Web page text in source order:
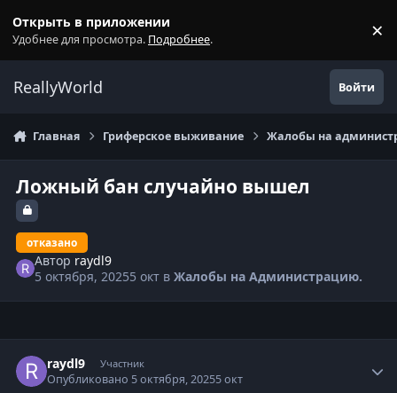
Открыть в приложении
Удобнее для просмотра. Подробнее. ×
ReallyWorld Войти
Главная Гриферское выживание Жалобы на
Ложный бан случайно вышел
отказано
Автор raydl9
5 октября, 20255 окт вЖалобы на Администрацию.
raydl9 Участник
Опубликовано 5 октября, 20255 окт